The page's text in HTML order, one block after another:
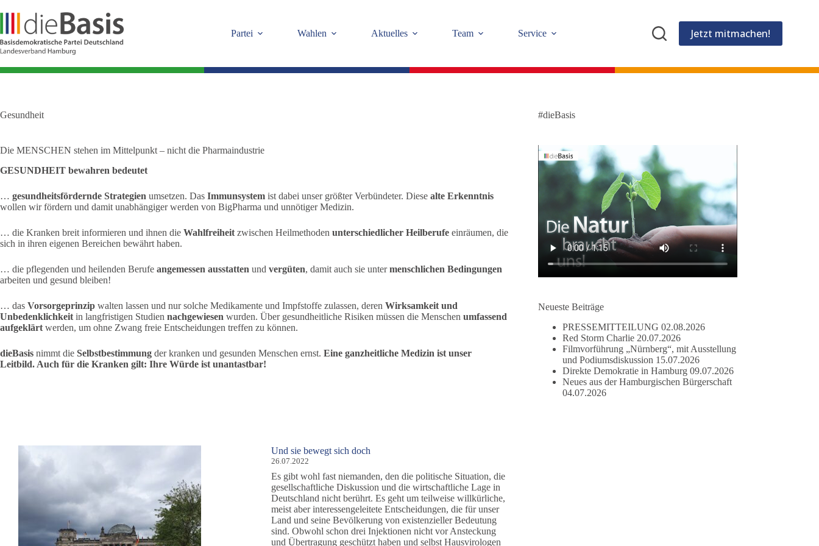
Inhalt
springen
Partei Wahlen Aktuelles Team Service Jetzt mitmachen!
Gesundheit
Die MENSCHEN stehen im Mittelpunkt – nicht die Pharmaindustrie
GESUNDHEIT bewahren bedeutet
… gesundheitsfördernde Strategien umsetzen. Das Immunsystem ist dabei unser größter Verbündeter. Diese alte Erkenntnis
wollen wir fördern und damit unabhängiger werden von BigPharma und unnötiger Medizin.
… die Kranken breit informieren und ihnen die Wahlfreiheit zwischen Heilmethoden unterschiedlicher Heilberufe einräumen, die
sich in ihren eigenen Bereichen bewährt haben.
… die pflegenden und heilenden Berufe angemessen ausstatten und vergüten, damit auch sie untermenschlichen Bedingungen
arbeiten und gesund bleiben!
… das Vorsorgeprinzip walten lassen und nur solche Medikamente und Impfstoffe zulassen, deren Wirksamkeit und
Unbedenklichkeit in langfristigen Studien nachgewiesen wurden. Über gesundheitliche Risiken müssen die Menschen umfassend
aufgeklärt werden, um ohne Zwang freie Entscheidungen treffen zu können.
dieBasis nimmt die Selbstbestimmung der kranken und gesunden Menschen ernst. Eine ganzheitliche Medizin ist unser
Leitbild. Auch für die Kranken gilt: Ihre Würde ist unantastbar!
Und sie bewegt sich doch
26.07.2022
Es gibt wohl fast niemanden, den die politische Situation, die
gesellschaftliche Diskussion und die wirtschaftliche Lage in
Deutschland nicht berührt. Es geht um teilweise willkürliche,
meist aber interessengeleitete Entscheidungen, die für unser
Land und seine Bevölkerung von existenzieller Bedeutung
sind. Obwohl schon drei Injektionen nicht vor Ansteckung
und Übertragung geschützt haben und selbst Hausvirologen
#dieBasis
Neueste Beiträge
PRESSEMITTEILUNG 02.08.2026
Red Storm Charlie 20.07.2026
Filmvorführung „Nürnberg“, mit Ausstellung
und Podiumsdiskussion 15.07.2026
Direkte Demokratie in Hamburg 09.07.2026
Neues aus der Hamburgischen Bürgerschaft
04.07.2026